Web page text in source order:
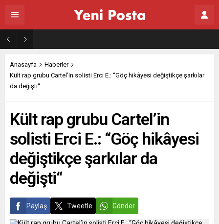
Anasayfa
Haberler
Kült rap grubu Cartel’in solisti Erci E.: “Göç hikâyesi değiştikçe şarkılar
da değişti“
Kült rap grubu Cartel’in
solisti Erci E.: “Göç hikâyesi
değiştikçe şarkılar da
değişti“
Paylaş Tweetle Gönder